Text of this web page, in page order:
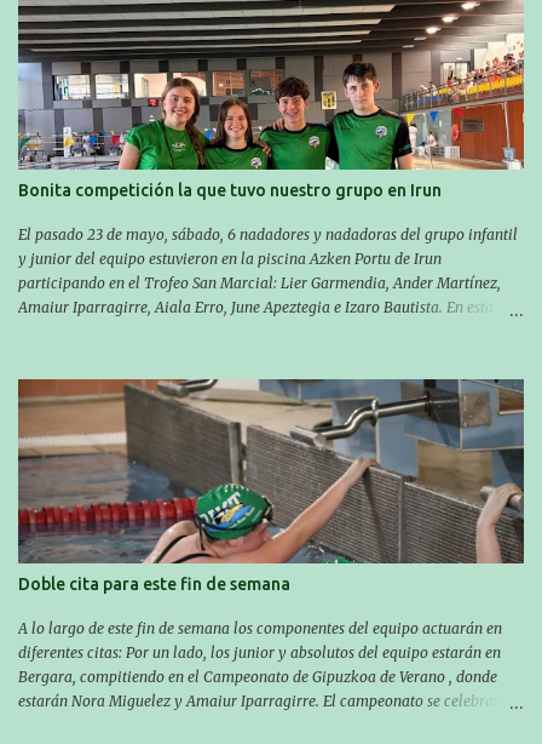
XXXVIII. Travesía a nado de Ondarroa y recorrió una distancia de 1600
metros en 28 minutos y 30 segundos. Al día siguiente, Manu Santos y su
compañero Asier Gorostegi participaron en la V. San Antón Bira. En esta
travesía se realiza un recorrido desde la playa de Gaztetape hasta la playa
de Malkorbe, pero debido al estado del mar de aquel día, la organización
decidió hacerlo en el interior de la bahía de la playa de Malkorbe. Así,
Asier completó el recorrido en 29 minutos y 30 segundos, c...
Bonita competición la que tuvo nuestro grupo en Irun
El pasado 23 de mayo, sábado, 6 nadadores y nadadoras del grupo infantil
y junior del equipo estuvieron en la piscina Azken Portu de Irun
participando en el Trofeo San Marcial: Lier Garmendia, Ander Martínez,
Amaiur Iparragirre, Aiala Erro, June Apeztegia e Izaro Bautista. En esta
marcas. A pesar de no conseguir marca, pasaron una tarde muy buena y
sirvió para reforzar su experiencia. La mayoría ya ha terminado la
temporada, pero seguiremos trabajando con quienes están en la recta final,
trabajando para que cada uno consiga sus objetivos personales. BRNPWR!
Doble cita para este fin de semana
A lo largo de este fin de semana los componentes del equipo actuarán en
diferentes citas: Por un lado, los junior y absolutos del equipo estarán en
Bergara, compitiendo en el Campeonato de Gipuzkoa de Verano , donde
estarán Nora Miguelez y Amaiur Iparragirre. El campeonato se celebrará